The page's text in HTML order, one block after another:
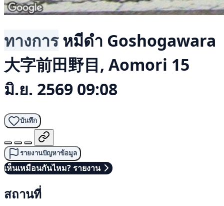
ทางการ หมีดำ Goshogawara
大字前田野目, Aomori 15
มิ.ย. 2569 09:08
บันทึก
รายงานปัญหาข้อมูล
เห็นเหมือนกันไหม? รายงาน
สถานที่